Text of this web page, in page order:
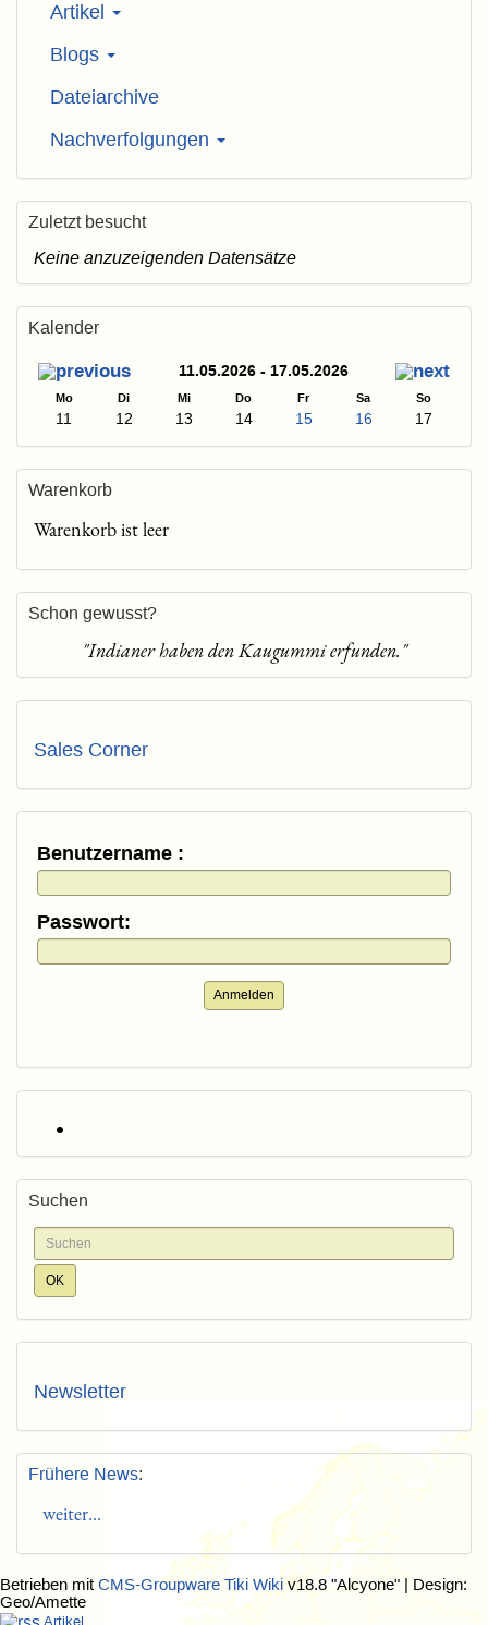
Artikel
Blogs
Dateiarchive
Nachverfolgungen
Zuletzt besucht
Keine anzuzeigenden Datensätze
Kalender
11.05.2026 - 17.05.2026
Mo Di Mi Do Fr Sa So
11 12 13 14 15 16 17
Warenkorb
Warenkorb ist leer
Schon gewusst?
"Indianer haben den Kaugummi erfunden."
Sales Corner
Benutzername :
Passwort:
Anmelden
Suchen
Newsletter
Frühere News:
weiter...
Betrieben mit CMS-Groupware Tiki Wiki v18.8 "Alcyone" | Design:
Geo/Amette
Artikel